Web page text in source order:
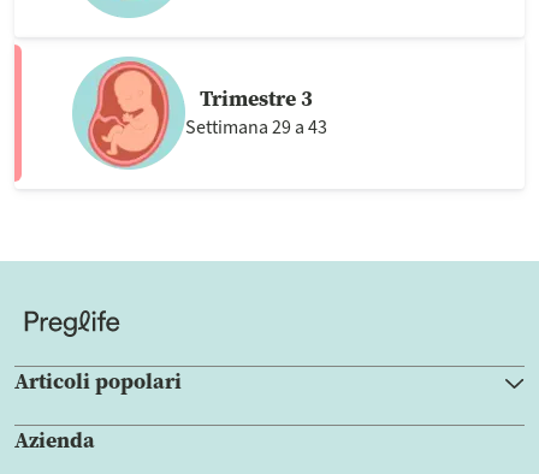
Trimestre 3
Settimana 29 a 43
Articoli popolari
Azienda